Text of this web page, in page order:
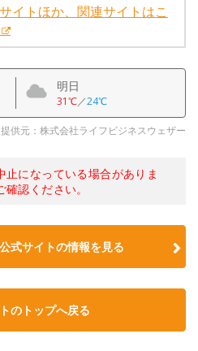
イトほか、関連サイトはこ
明日
31℃／24℃
供元：株式会社ライフビジネスウェザー
になっている場合がありま
認ください。
式サイトの情報を見る
のトップへ戻る